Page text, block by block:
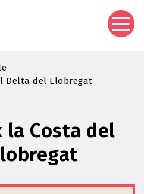
Delta del Llobregat
la Costa del